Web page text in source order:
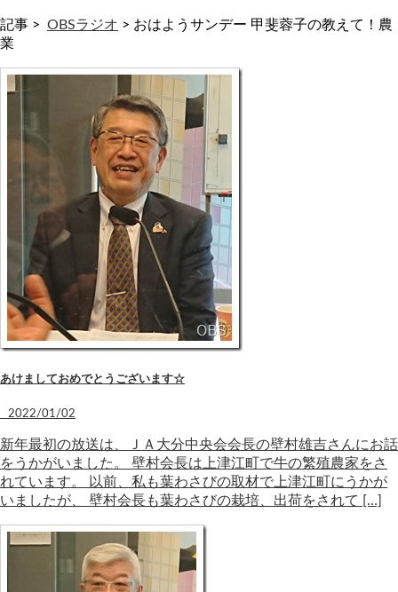
記事 > OBSラジオ > おはようサンデー 甲斐蓉子の教えて！農
業
あけましておめでとうございます☆
2022/01/02
新年最初の放送は、ＪＡ大分中央会会長の壁村雄吉さんにお話
をうかがいました。 壁村会長は上津江町で牛の繁殖農家をさ
れています。 以前、私も葉わさびの取材で上津江町にうかが
いましたが、 壁村会長も葉わさびの栽培、出荷をされて […]